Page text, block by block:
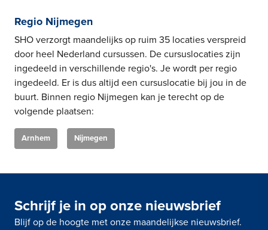
Regio Nijmegen
SHO verzorgt maandelijks op ruim 35 locaties verspreid
door heel Nederland cursussen. De cursuslocaties zijn
ingedeeld in verschillende regio's. Je wordt per regio
ingedeeld. Er is dus altijd een cursuslocatie bij jou in de
buurt. Binnen regio Nijmegen kan je terecht op de
volgende plaatsen:
Arnhem Nijmegen
Schrijf je in op onze nieuwsbrief
Blijf op de hoogte met onze maandelijkse nieuwsbrief.